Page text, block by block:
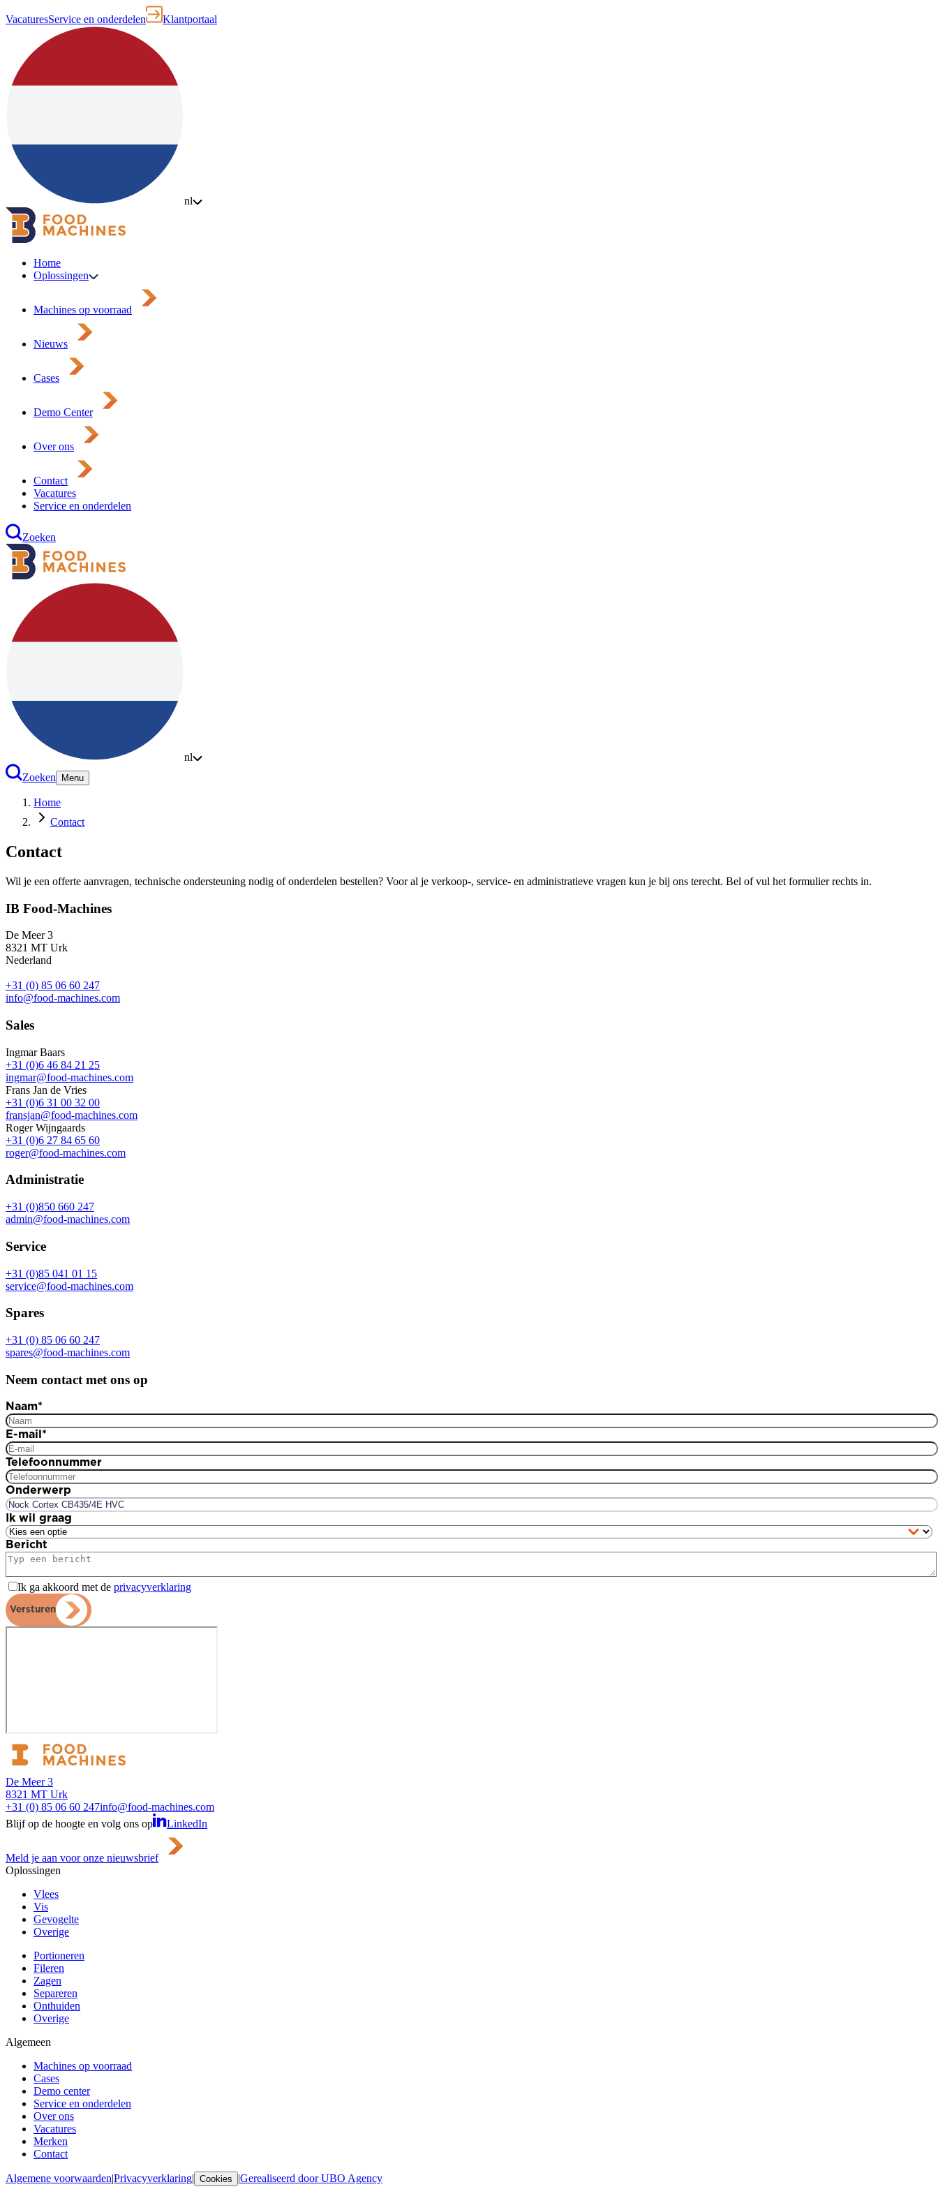
VacaturesService en onderdelen Klantportaal
nl
Home
Oplossingen
Machines op voorraad
Nieuws
Cases
Demo Center
Over ons
Contact
Vacatures
Service en onderdelen
Zoeken
nl
Zoeken
Menu
Home
Contact
Contact
Wil je een offerte aanvragen, technische ondersteuning nodig of onderdelen bestellen? Voor al je verkoop-, service- en administratieve vragen kun je bij ons terecht. Bel of vul het formulier rechts in.
IB Food-Machines
De Meer 3
8321 MT Urk
Nederland
+31 (0) 85 06 60 247
info@food-machines.com
Sales
Ingmar Baars
+31 (0)6 46 84 21 25
ingmar@food-machines.com
Frans Jan de Vries
+31 (0)6 31 00 32 00
fransjan@food-machines.com
Roger Wijngaards
+31 (0)6 27 84 65 60
roger@food-machines.com
Administratie
+31 (0)850 660 247
admin@food-machines.com
Service
+31 (0)85 041 01 15
service@food-machines.com
Spares
+31 (0) 85 06 60 247
spares@food-machines.com
Neem contact met ons op
Naam*
E-mail *
Telefoonnummer
Onderwerp
Ik wil graag
Bericht
Ik ga akkoord met de privacyverklaring
Versturen
De Meer 3
8321 MT Urk
+31 (0) 85 06 60 247info@food-machines.com
Blijf op de hoogte en volg ons op
LinkedIn
Meld je aan voor onze nieuwsbrief
Oplossingen
Vlees
Vis
Gevogelte
Overige
Portioneren
Fileren
Zagen
Separeren
Onthuiden
Overige
Algemeen
Machines op voorraad
Cases
Demo center
Service en onderdelen
Over ons
Vacatures
Merken
Contact
Algemene voorwaarden|Privacyverklaring| Cookies |Gerealiseerd door UBO Agency